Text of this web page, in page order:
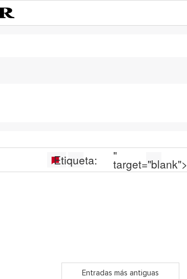
Etiqueta: "
target="blank">
Entradas más antiguas